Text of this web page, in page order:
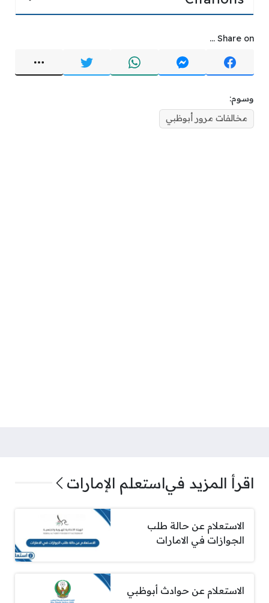
Share on ...
وسوم:
مخالفات مرور أبوظبي
اقرأ المزيد فياستعلم الإمارات
الاستعلام عن حالة طلب
الجوازات في الامارات
الاستعلام عن حوادث أبوظبي